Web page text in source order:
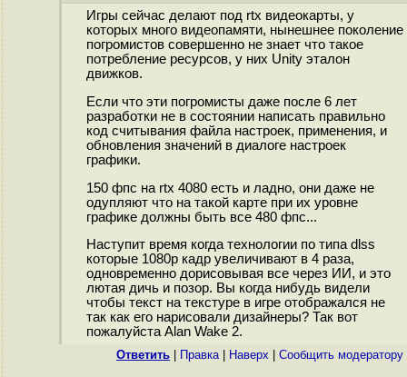
Игры сейчас делают под rtx видеокарты, у
которых много видеопамяти, нынешнее поколение
погромистов совершенно не знает что такое
потребление ресурсов, у них Unity эталон
движков.
Если что эти погромисты даже после 6 лет
разработки не в состоянии написать правильно
код считывания файла настроек, применения, и
обновления значений в диалоге настроек
графики.
150 фпс на rtx 4080 есть и ладно, они даже не
одупляют что на такой карте при их уровне
графике должны быть все 480 фпс...
Наступит время когда технологии по типа dlss
которые 1080p кадр увеличивают в 4 раза,
одновременно дорисовывая все через ИИ, и это
лютая дичь и позор. Вы когда нибудь видели
чтобы текст на текстуре в игре отображался не
так как его нарисовали дизайнеры? Так вот
пожалуйста Alan Wake 2.
Ответить Правка| Наверх Cообщить модератору